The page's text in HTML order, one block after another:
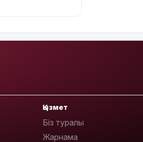
Қызмет
Біз туралы
Жарнама